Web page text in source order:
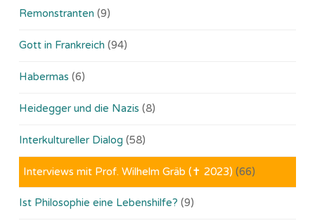
Remonstranten (9)
Gott in Frankreich (94)
Habermas (6)
Heidegger und die Nazis (8)
Interkultureller Dialog (58)
Interviews mit Prof. Wilhelm Gräb (✝ 2023) (66)
Ist Philosophie eine Lebenshilfe? (9)